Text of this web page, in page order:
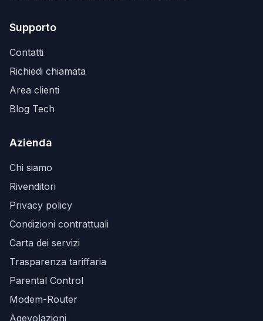
Supporto
Contatti
Richiedi chiamata
Area clienti
Blog Tech
Azienda
Chi siamo
Rivenditori
Privacy policy
Condizioni contrattuali
Carta dei servizi
Trasparenza tariffaria
Parental Control
Modem-Router
Agevolazioni